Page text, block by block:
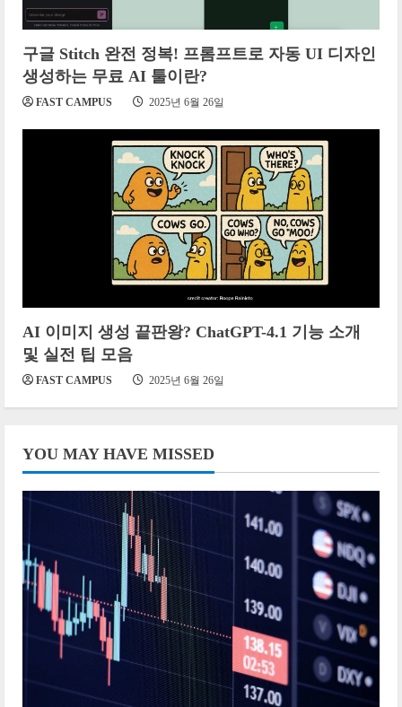
구글 Stitch 완전 정복! 프롬프트로 자동 UI 디자인
생성하는 무료 AI 툴이란?
FAST CAMPUS 2025년 6월 26일
AI 이미지 생성 끝판왕? ChatGPT-4.1 기능 소개
및 실전 팁 모음
FAST CAMPUS 2025년 6월 26일
YOU MAY HAVE MISSED